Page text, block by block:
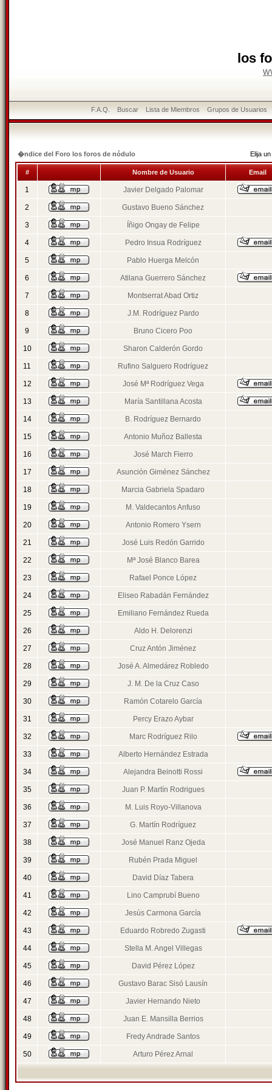
los
F.A.Q. Buscar Lista de Miembros Grupos de Usuarios
�ndice del Foro los foros de nódulo Elija
# Nombre de Usuario Email
1 Javier Delgado Palomar
2 Gustavo Bueno Sánchez
3 Íñigo Ongay de Felipe
4 Pedro Insua Rodríguez
5 Pablo Huerga Melcón
6 Atilana Guerrero Sánchez
7 Montserrat Abad Ortiz
8 J.M. Rodríguez Pardo
9 Bruno Cicero Poo
10 Sharon Calderón Gordo
11 Rufino Salguero Rodríguez
12 José Mª Rodríguez Vega
13 María Santillana Acosta
14 B. Rodríguez Bernardo
15 Antonio Muñoz Ballesta
16 José March Fierro
17 Asunción Giménez Sánchez
18 Marcia Gabriela Spadaro
19 M. Valdecantos Anfuso
20 Antonio Romero Ysern
21 José Luis Redón Garrido
22 Mª José Blanco Barea
23 Rafael Ponce López
24 Eliseo Rabadán Fernández
25 Emiliano Fernández Rueda
26 Aldo H. Delorenzi
27 Cruz Antón Jiménez
28 José A. Almedárez Robledo
29 J. M. De la Cruz Caso
30 Ramón Cotarelo García
31 Percy Erazo Aybar
32 Marc Rodríguez Rilo
33 Alberto Hernández Estrada
34 Alejandra Beinotti Rossi
35 Juan P. Martín Rodrigues
36 M. Luis Royo-Villanova
37 G. Martín Rodríguez
38 José Manuel Ranz Ojeda
39 Rubén Prada Miguel
40 David Díaz Tabera
41 Lino Camprubí Bueno
42 Jesús Carmona García
43 Eduardo Robredo Zugasti
44 Stella M. Angel Villegas
45 David Pérez López
46 Gustavo Barac Sisó Lausín
47 Javier Hernando Nieto
48 Juan E. Mansilla Berrios
49 Fredy Andrade Santos
50 Arturo Pérez Arnal